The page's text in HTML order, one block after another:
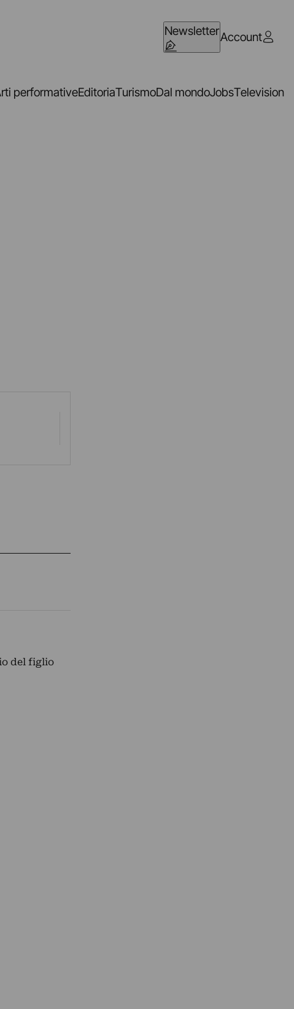
NewsletterAccount
performativeEditoriaTurismoDal mondoJobsTelevision
del figlio